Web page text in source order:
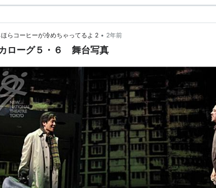
らコーヒーが冷めちゃってるよ 2 • 2年前
ローグ５・６ 舞台写真